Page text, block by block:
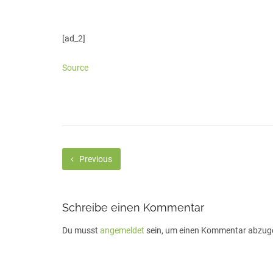
[ad_2]
Source
Previous
Schreibe einen Kommentar
Du musst angemeldet sein, um einen Kommentar